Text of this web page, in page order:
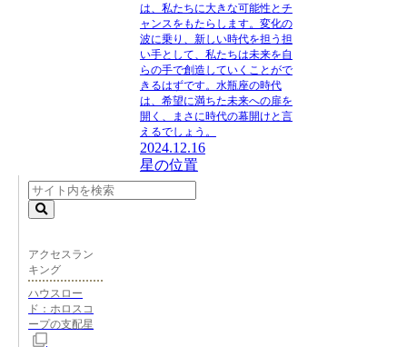
は、私たちに大きな可能性とチ
ャンスをもたらします。変化の
波に乗り、新しい時代を担う担
い手として、私たちは未来を自
らの手で創造していくことがで
きるはずです。水瓶座の時代
は、希望に満ちた未来への扉を
開く、まさに時代の幕開けと言
えるでしょう。
2024.12.16
星の位置
アクセスラン
キング
ハウスロー
ド：ホロスコ
ープの支配星